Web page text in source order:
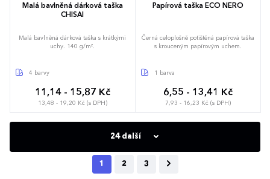
Malá bavlněná dárková taška
CHISAI
Malá bavlněná dárková taška s krátkými
uchy. 140 g/m².
4 barvy
11,14 - 15,87 Kč
13,48 - 19,20 Kč (s DPH)
Papírová taška ECO NERO
Černá celoplošně potištěná papírová taška
s krouceným papírovým uchem.
1 barva
6,55 - 13,41 Kč
7,93 - 16,23 Kč (s DPH)
24 další
1 2 3